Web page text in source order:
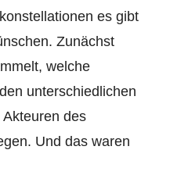
es gibt
Zunächst
welche
unterschiedlichen
des
Und das waren